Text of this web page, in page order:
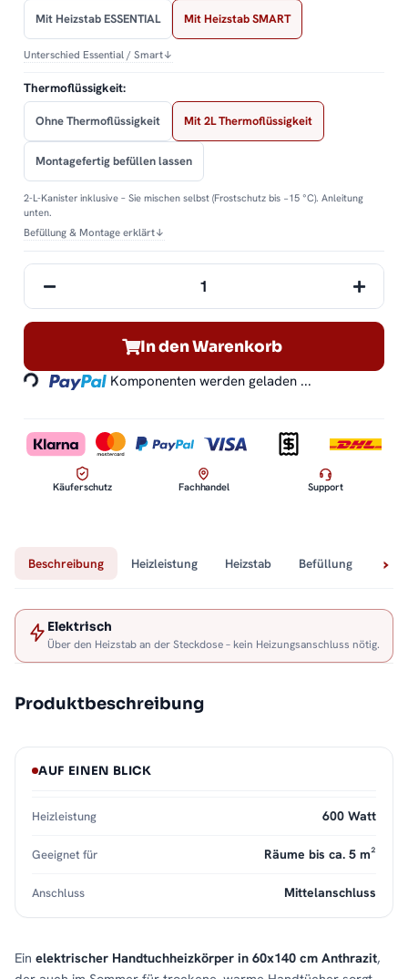
Mit Heizstab ESSENTIAL Mit Heizstab SMART
Unterschied Essential / Smart↓
Thermoflüssigkeit:
Ohne Thermoflüssigkeit Mit 2L Thermoflüssigkeit
Montagefertig befüllen lassen
2-L-Kanister inklusive – Sie mischen selbst (Frostschutz bis −15 °C). Anleitung
unten.
Befüllung & Montage erklärt↓
In den Warenkorb
Loading... Komponenten werden geladen ...
Käuferschutz Fachhandel Support
Beschreibung Heizleistung Heizstab Befüllung
Elektrisch
Über den Heizstab an der Steckdose – kein Heizungsanschluss nötig.
Produktbeschreibung
Ein elektrischer Handtuchheizkörper in 60x140 cm Anthrazit,
AUF EINEN BLICK
Heizleistung 600 Watt
Geeignet für Räume bis ca. 5 m²
Anschluss Mittelanschluss